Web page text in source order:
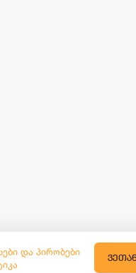
და პირობები